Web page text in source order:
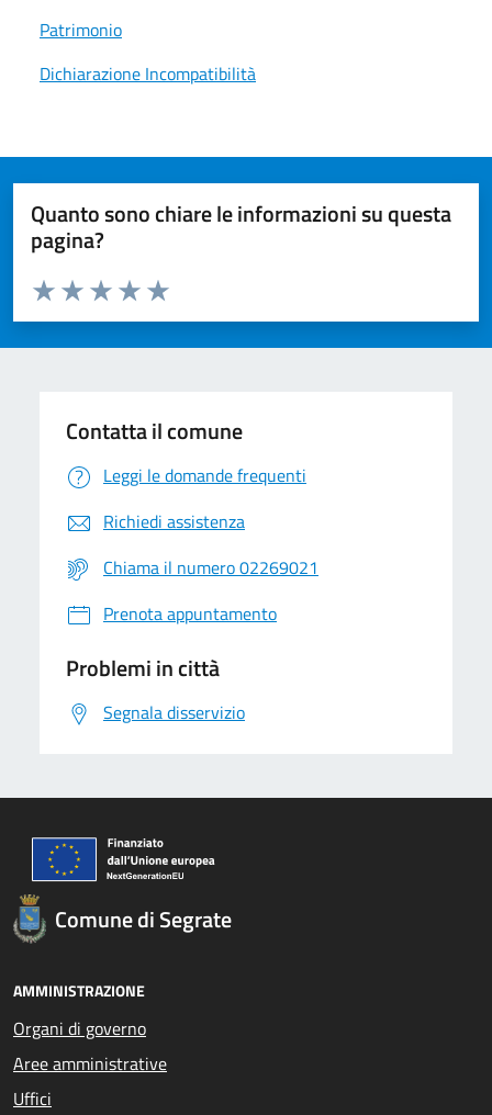
Patrimonio
Dichiarazione Incompatibilità
Quanto sono chiare le informazioni su questa
pagina?
Valuta da 1 a 5 stelle la pagina
Valuta 5 stelle su 5
Valuta 4 stelle su 5
Valuta 3 stelle su 5
Valuta 2 stelle su 5
Valuta 1 stelle su 5
Contatta il comune
Leggi le domande frequenti
Richiedi assistenza
Chiama il numero 02269021
Prenota appuntamento
Problemi in città
Segnala disservizio
Comune di Segrate
AMMINISTRAZIONE
Organi di governo
Aree amministrative
Uffici